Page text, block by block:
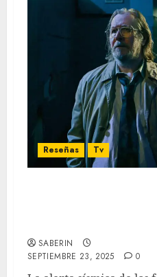
Reseñas Tv
SABERIN
SEPTIEMBRE 23, 2025
0